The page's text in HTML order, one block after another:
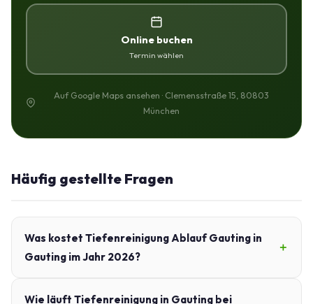
Online buchen
Termin wählen
Auf Google Maps ansehen · Clemensstraße 15, 80803
München
Häufig gestellte Fragen
Was kostet Tiefenreinigung Ablauf Gauting in
Gauting im Jahr 2026?
Wie läuft Tiefenreinigung in Gauting bei